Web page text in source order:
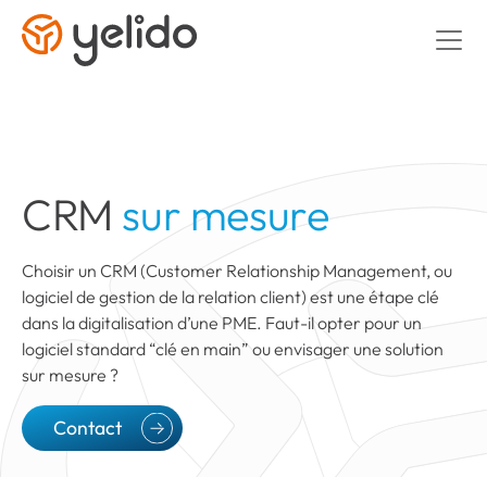
CRM sur mesure
Choisir un CRM (Customer Relationship Management, ou
logiciel de gestion de la relation client) est une étape clé
dans la digitalisation d’une PME. Faut-il opter pour un
logiciel standard “clé en main” ou envisager une solution
sur mesure ?
Contact